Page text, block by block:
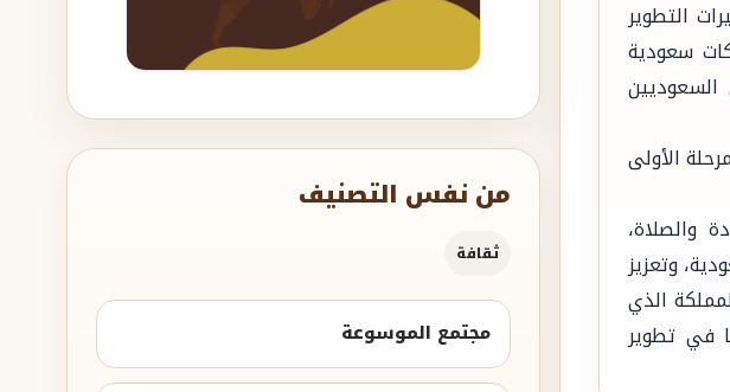
من نفس التصنيف
ثقافة
مجتمع الموسوعة
التطوير
سعودية
الأولى
والصلاة،
وتعزيز
الذي
في تطوير